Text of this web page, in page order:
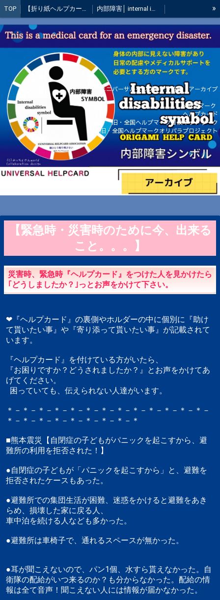
TOP 【折り紙ヘルプカード】郵送お申込み 内部障害│ internal impediment mark│郵送システム
緊急災害対策ヘルプカード 活動実績 ウクライナ避難民支援折り紙ヘルプカード（寄付品）
全国ヘルプカードsupporter活動報告 被災地支援活動 全国導入情報
活動の歴史 災害時・緊急時のために！
全国キャンペーン【終了】 募金収支報告 創設者 ご挨拶
お問い合わせ 【運営概要】
フォトコンテスト ご寄附頂いた方のお心 みっちょさんのブログより
お礼の声 元全国ヘルプマーク普及ネットワークメンバー制度終了 オーダーメイドのヘルプマーク・販売のヘルプマークについての当協会の考え方
みんなのフォトギャラリー 管理者専用 管理者専用
»
ユニバーサルヘルプカード協会│アーカイブ
ヘルプマーク
ヘルプカード
旧・全国ヘルプマーク普及ネットワーク
旧・全国ヘルプマークオリパラプロジェクト
【緊急時・災害時のために今、出来る
こと。。。】
災害時、緊急時『ヘルプカード』をつけた人を見かけたら
｢どうしましたか？｣っとお声をかけて下さい。
❤『ヘルプカード』の裏側やホルダーの中に個別に『助け
て貰いたい事』や『寄り添って貰いたい事』が記載されて
います。
『ヘルプカード』を付けている方がいたら、
『お困りですか？どうされましたか？』とお声をかけてあ
げてください。
困っていても、伝えられない人達がいます。
＊－＊－＊－＊－＊－＊－＊－＊－＊－＊－＊－＊－＊－
＊－＊－＊－＊－＊－＊－＊－＊－＊
■熊本震災【自閉症の子どもがパニックを起こすから、避
難所の利用を拒否された！】
●自閉症の子どもが「パニックを起こすから」と、避難を
拒否されたケースもあった。
●避難所での集団生活が困難、迷惑をかけると避難をあき
らめ、損壊した家に戻る人、
車中泊を続ける人なども多かった。
●避難所は車椅子で、通れるスペースが無かった。
●耳が聞こえないので、パン1個、水すら貰えなかった。自
衛隊の配給がいつ来るのか？も分からなかった。配給の情
報は全て音声！聞こえない人には情報が届かなかった。